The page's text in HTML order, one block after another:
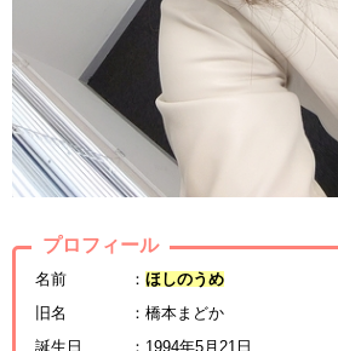
プロフィール
名前 ： ほしのうめ
旧名 ：橋本まどか
誕生日 ：1994年5月21日